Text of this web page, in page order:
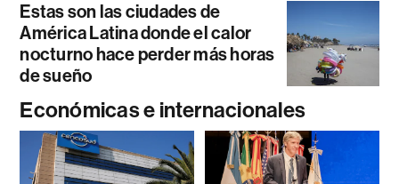
Estas son las ciudades de
América Latina donde el calor
nocturno hace perder más horas
de sueño
Económicas e internacionales